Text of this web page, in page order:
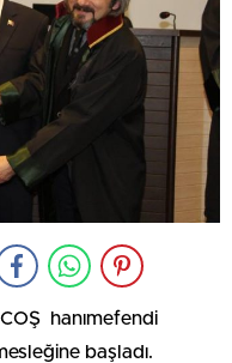
hanımefendi
başladı.